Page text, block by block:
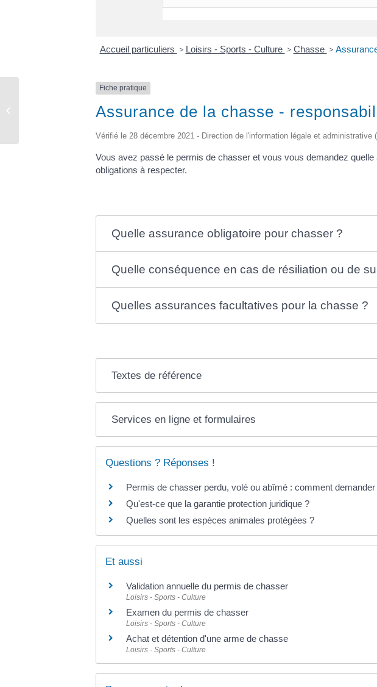
Accueil particuliers > Loisirs - Sports - Culture > Chasse >
Fiche pratique
Assurance de la chasse -
Vérifié le 28 décembre 2021 - Direction de l'information légale et administrative
Vous avez passé le permis de chasser et vous vous demandez
obligations à respecter.
Quelle assurance obligatoire pour chasser ?
Quelle conséquence en cas de résiliation ou de
Quelles assurances facultatives pour la chasse ?
Textes de référence
Services en ligne et formulaires
Questions ? Réponses !
Permis de chasser perdu, volé ou abîmé : comment
Qu'est-ce que la garantie protection juridique ?
Quelles sont les espèces animales protégées ?
Et aussi
Validation annuelle du permis de chasser
Loisirs - Sports - Culture
Examen du permis de chasser
Loisirs - Sports - Culture
Achat et détention d'une arme de chasse
Loisirs - Sports - Culture